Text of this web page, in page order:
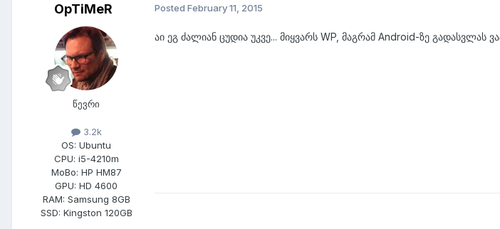
OpTiMeR
წევრი
3.2k
OS: Ubuntu
CPU: i5-4210m
MoBo: HP HM87
GPU: HD 4600
RAM: Samsung 8GB
SSD: Kingston 120GB
Posted February 11, 2015
აი ეგ ძალიან ცუდია უკვე... მიყვარს WP, მაგრამ Android-ზე გადასვლას